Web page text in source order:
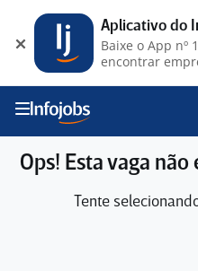
Ops! Esta vaga
Tente
Aplicativo do
Baixe o App nº
encontrar